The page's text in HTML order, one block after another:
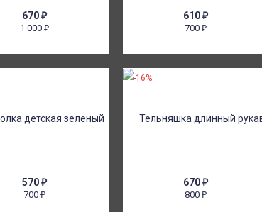
670₽
1 000 ₽
610₽
700₽
570₽
700 ₽
670₽
800₽
-16%